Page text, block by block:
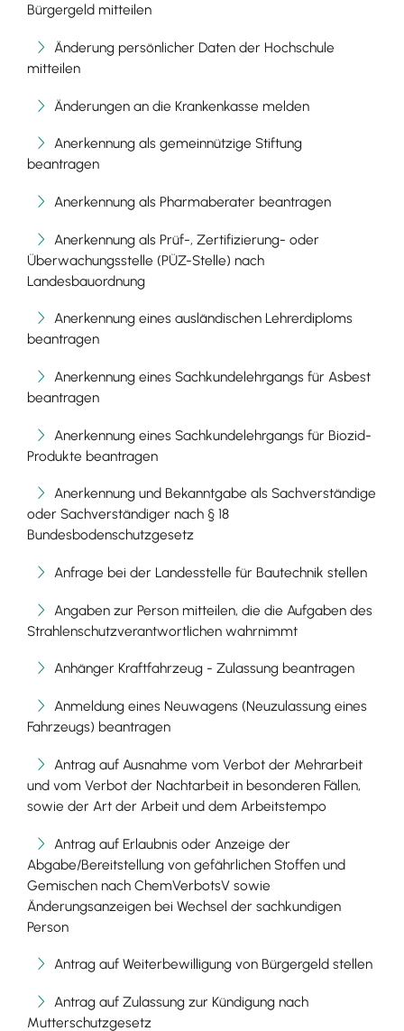
Bürgergeld mitteilen
Änderung persönlicher Daten der Hochschule
mitteilen
Änderungen an die Krankenkasse melden
Anerkennung als gemeinnützige Stiftung
beantragen
Anerkennung als Pharmaberater beantragen
Anerkennung als Prüf-, Zertifizierung- oder
Überwachungsstelle (PÜZ-Stelle) nach
Landesbauordnung
Anerkennung eines ausländischen Lehrerdiploms
beantragen
Anerkennung eines Sachkundelehrgangs für Asbest
beantragen
Anerkennung eines Sachkundelehrgangs für Biozid-
Produkte beantragen
Anerkennung und Bekanntgabe als Sachverständige
oder Sachverständiger nach § 18
Bundesbodenschutzgesetz
Anfrage bei der Landesstelle für Bautechnik stellen
Angaben zur Person mitteilen, die die Aufgaben des
Strahlenschutzverantwortlichen wahrnimmt
Anhänger Kraftfahrzeug - Zulassung beantragen
Anmeldung eines Neuwagens (Neuzulassung eines
Fahrzeugs) beantragen
Antrag auf Ausnahme vom Verbot der Mehrarbeit
und vom Verbot der Nachtarbeit in besonderen Fällen,
sowie der Art der Arbeit und dem Arbeitstempo
Antrag auf Erlaubnis oder Anzeige der
Abgabe/Bereitstellung von gefährlichen Stoffen und
Gemischen nach ChemVerbotsV sowie
Änderungsanzeigen bei Wechsel der sachkundigen
Person
Antrag auf Weiterbewilligung von Bürgergeld stellen
Antrag auf Zulassung zur Kündigung nach
Mutterschutzgesetz